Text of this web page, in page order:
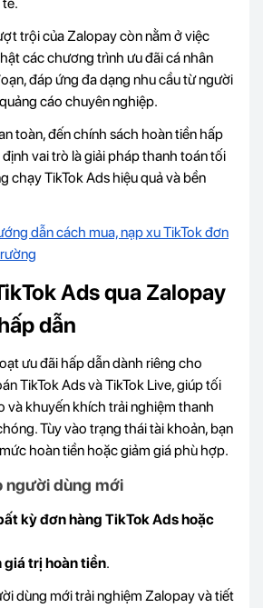
trội của Zalopay còn nằm ở việc
các chương trình ưu đãi cá nhân
đáp ứng đa dạng nhu cầu từ người
cáo chuyên nghiệp.
toàn, đến chính sách hoàn tiền hấp
vai trò là giải pháp thanh toán tối
chạy TikTok Ads hiệu quả và bền
dẫn cách mua, nạp xu TikTok đơn
Ads qua Zalopay
dẫn
ưu đãi hấp dẫn dành riêng cho
TikTok Ads và TikTok Live, giúp tối
và khuyến khích trải nghiệm thanh
Tùy vào trạng thái tài khoản, bạn
hoàn tiền hoặc giảm giá phù hợp.
người dùng mới
kỳ đơn hàng TikTok Ads hoặc
giá trị hoàn tiền.
dùng mới trải nghiệm Zalopay và tiết